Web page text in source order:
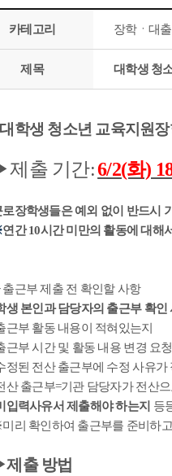
카테고리 장학ㆍ대출
제목 대학생 청
대학생 청소년 교육지원
제출 기간:6/2(화)
로장학생들은 예외 없이 반드시
연간10시간 미만의 활동에 대해
출근부 제출 전 확인할 사항
생 본인과 담당자의 출근부 확인
근부 활동 내용이 적혀있는지
근부 시간 및 활동 내용 변경 요
정된 전산 출근부에 수정 사유가
산 출근부=기관 담당자가 전산
입력사유서 제출해야 하는지 등
미리 확인하여 출근부를 준비하고
제출 방법